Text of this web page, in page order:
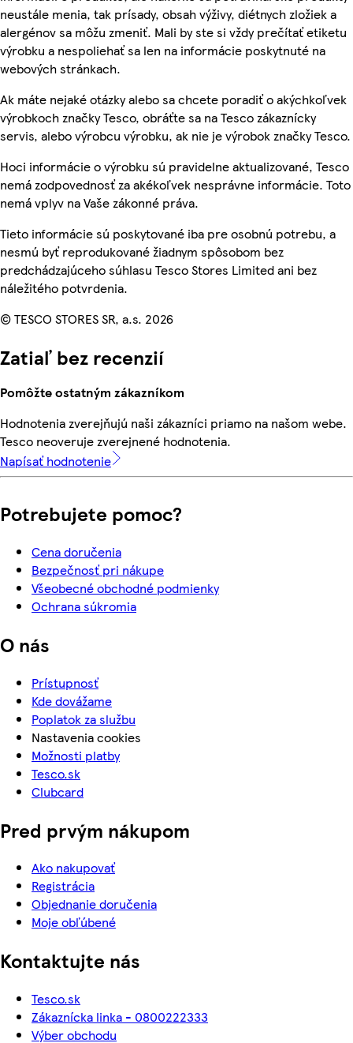
neustále menia, tak prísady, obsah výživy, diétnych zložiek a
alergénov sa môžu zmeniť. Mali by ste si vždy prečítať etiketu
výrobku a nespoliehať sa len na informácie poskytnuté na
webových stránkach.
Ak máte nejaké otázky alebo sa chcete poradiť o akýchkoľvek
výrobkoch značky Tesco, obráťte sa na Tesco zákaznícky
servis, alebo výrobcu výrobku, ak nie je výrobok značky Tesco.
Hoci informácie o výrobku sú pravidelne aktualizované, Tesco
nemá zodpovednosť za akékoľvek nesprávne informácie. Toto
nemá vplyv na Vaše zákonné práva.
Tieto informácie sú poskytované iba pre osobnú potrebu, a
nesmú byť reprodukované žiadnym spôsobom bez
predchádzajúceho súhlasu Tesco Stores Limited ani bez
náležitého potvrdenia.
© TESCO STORES SR, a.s. 2026
Zatiaľ bez recenzií
Pomôžte ostatným zákazníkom
Hodnotenia zverejňujú naši zákazníci priamo na našom webe.
Tesco neoveruje zverejnené hodnotenia.
Napísať hodnotenie
Potrebujete pomoc?
Cena doručenia
Bezpečnosť pri nákupe
Všeobecné obchodné podmienky
Ochrana súkromia
O nás
Prístupnosť
Kde dovážame
Poplatok za službu
Nastavenia cookies
Možnosti platby
Tesco.sk
Clubcard
Pred prvým nákupom
Ako nakupovať
Registrácia
Objednanie doručenia
Moje obľúbené
Kontaktujte nás
Tesco.sk
Zákaznícka linka - 0800222333
Výber obchodu